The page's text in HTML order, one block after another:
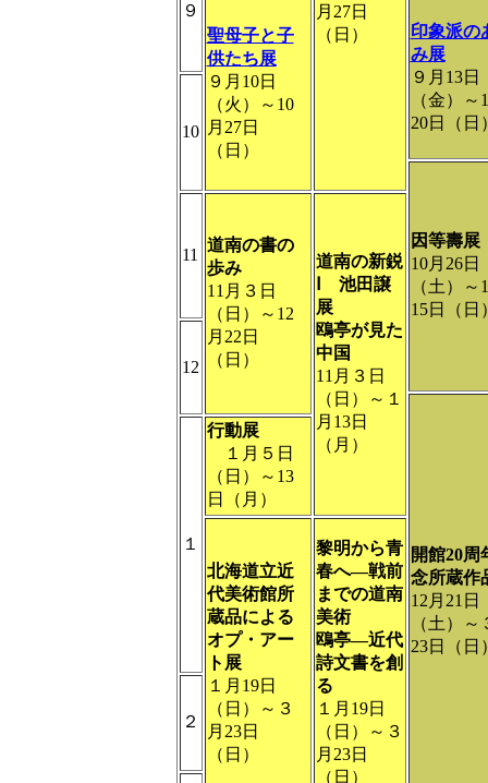
月27日
（日）
９
聖母子と子
供たち展
９月10日
（火）～10
月27日
（日）
印象派の
み展
９月13日
（金）～
20日（日
10
因等壽展
10月26日
（土）～
15日（日
11
道南の書の
歩み
11月３日
（日）～12
月22日
（日）
道南の新鋭
Ⅰ 池田譲
展
鴎亭が見た
中国
11月３日
（日）～１
月13日
（月）
12
開館20周
念所蔵作
12月21日
（土）～
23日（日
１
行動展
１月５日
（日）～13
日（月）
北海道立近
代美術館所
蔵品による
オプ・アー
ト展
１月19日
（日）～３
月23日
（日）
黎明から青
春へ―戦前
までの道南
美術
鴎亭―近代
詩文書を創
る
１月19日
（日）～３
月23日
（日）
２